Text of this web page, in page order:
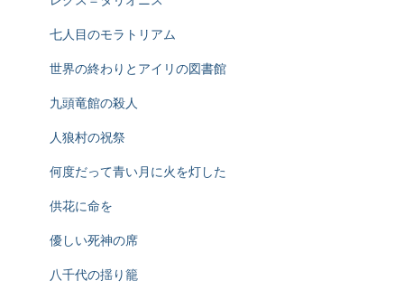
七人目のモラトリアム
世界の終わりとアイリの図書館
九頭竜館の殺人
人狼村の祝祭
何度だって青い月に火を灯した
供花に命を
優しい死神の席
八千代の揺り籠